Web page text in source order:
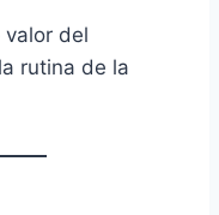
valor del
rutina de la